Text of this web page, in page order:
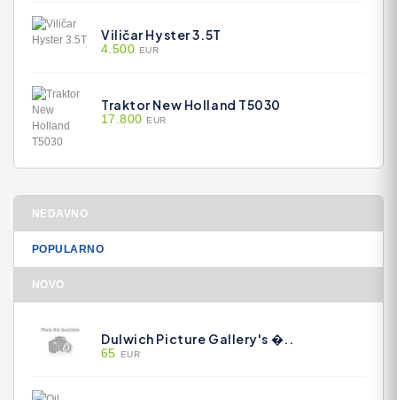
Viličar Hyster 3.5T
4.500 EUR
Traktor New Holland T5030
17.800 EUR
NEDAVNO
POPULARNO
NOVO
Dulwich Picture Gallery's �..
65 EUR